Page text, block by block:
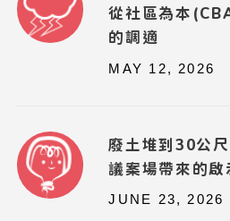
從社區為本
的調適
MAY 12, 2026
廢土堆到30公
議案場帶來的啟
JUNE 23, 2026